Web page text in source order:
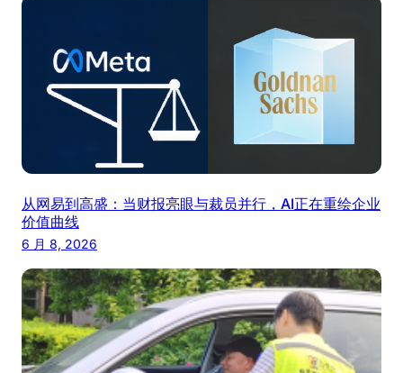
从网易到高盛：当财报亮眼与裁员并行，AI正在重绘企业
价值曲线
6 月 8, 2026